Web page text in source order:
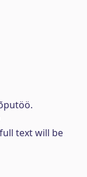
text will be